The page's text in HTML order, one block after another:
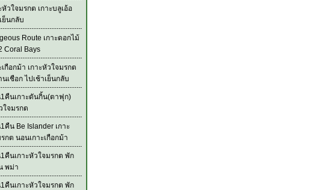
หัวใจมรกต เกาะบลูเอ้อ
ย็นกลับ
Route เกาะดอกไม้
Coral Bays
เกือกม้า เกาะหัวใจมรกต
นเชือก ไปเช้าเย็นกลับ
คืนเกาะดันกิ้น(ตาฟุก)
ใจมรกต
คืน Be Islander เกาะ
กต นอนเกาะเกือกม้า
คืนเกาะหัวใจมรกต พัก
พม่า
คืนเกาะหัวใจมรกต พัก